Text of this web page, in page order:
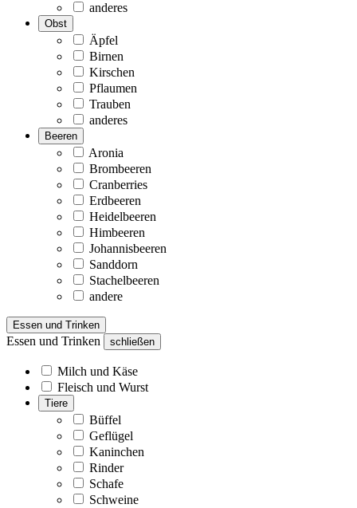
anderes
Obst
Äpfel
Birnen
Kirschen
Pflaumen
Trauben
anderes
Beeren
Aronia
Brombeeren
Cranberries
Erdbeeren
Heidelbeeren
Himbeeren
Johannisbeeren
Sanddorn
Stachelbeeren
andere
Essen und Trinken
Essen und Trinken schließen
Milch und Käse
Fleisch und Wurst
Tiere
Büffel
Geflügel
Kaninchen
Rinder
Schafe
Schweine